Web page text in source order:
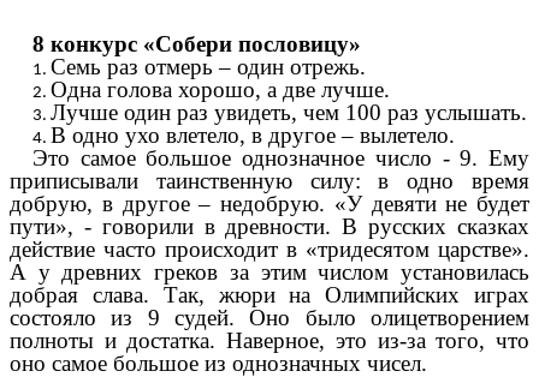
8 конкурс «Собери пословицу»
Семь раз отмерь – один отрежь.
Одна голова хорошо, а две лучше.
Лучше один раз увидеть, чем 100 раз услышать.
В одно ухо влетело, в другое – вылетело.
Это самое большое однозначное число - 9. Ему
приписывали таинственную силу: в одно время
добрую, в другое – недобрую. «У девяти не будет
пути», - говорили в древности. В русских сказках
действие часто происходит в «тридесятом царстве».
А у древних греков за этим числом установилась
добрая слава. Так, жюри на Олимпийских играх
состояло из 9 судей. Оно было олицетворением
полноты и достатка. Наверное, это из-за того, что
оно самое большое из однозначных чисел.